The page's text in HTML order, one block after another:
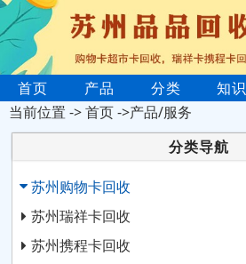
首页 产品 分类 知识
当前位置 ->首页->产品/服务
分类导航
苏州购物卡回收
苏州瑞祥卡回收
苏州携程卡回收